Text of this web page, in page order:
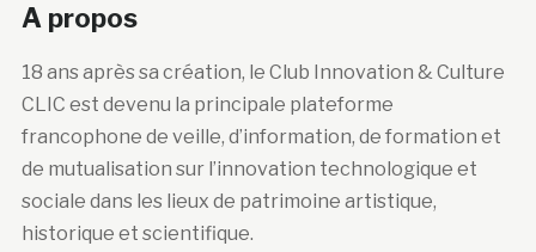
A propos
18 ans après sa création, le Club Innovation & Culture
CLIC est devenu la principale plateforme
francophone de veille, d’information, de formation et
de mutualisation sur l’innovation technologique et
sociale dans les lieux de patrimoine artistique,
historique et scientifique.